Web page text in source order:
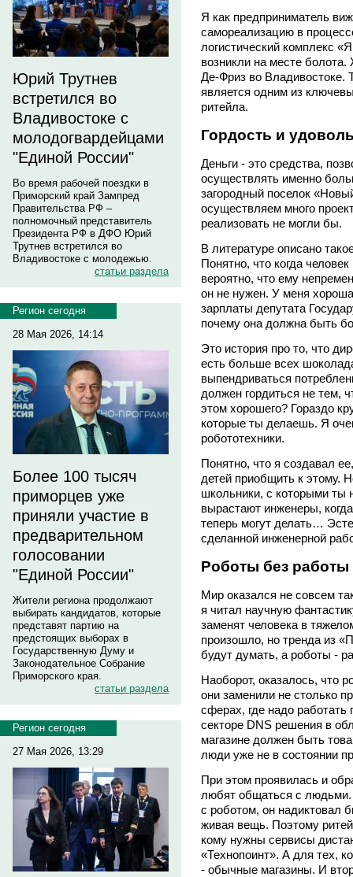
Юрий Трутнев
встретился во
Владивостоке с
молодогвардейцами
"Единой России"
Во время рабочей поездки в
Приморский край Зампред
Правительства РФ –
полномочный представитель
Президента РФ в ДФО Юрий
Трутнев встретился во
Владивостоке с молодежью.
статьи раздела
Регион сегодня
28 Мая 2026, 14:14
Более 100 тысяч
приморцев уже
приняли участие в
предварительном
голосовании
"Единой России"
Жители региона продолжают
выбирать кандидатов, которые
представят партию на
предстоящих выборах в
Государственную Думу и
Законодательное Собрание
Приморского края.
статьи раздела
Регион сегодня
27 Мая 2026, 13:29
Я как предприниматель
самореализацию в
логистический комплекс
возникли на месте
Де-Фриз во Владивостоке.
является одним из
ритейла.
Гордость и
Деньги - это средства,
осуществлять именно
загородный поселок
осуществляем много
реализовать не могли бы.
В литературе описано
Понятно, что когда
вероятно, что ему
он не нужен. У меня
зарплаты депутата
почему она должна быть
Это история про то, что
есть больше всех
выпендриваться
должен гордиться не тем,
этом хорошего? Гораздо
которые ты делаешь. Я
робототехники.
Понятно, что я создавал
детей приобщить к этому.
школьники, с которыми ты
вырастают инженеры,
теперь могут делать…
сделанной инженерной
Роботы без работы
Мир оказался не совсем
я читал научную
заменят человека в
произошло, но тренда из
будут думать, а роботы -
Наоборот, оказалось, что
они заменили не столько
сферах, где надо
секторе DNS решения в
магазине должен быть
люди уже не в состоянии
При этом проявилась и
любят общаться с
с роботом, он надиктовал
живая вещь. Поэтому
кому нужны сервисы
«Технопоинт». А для тех,
- обычные магазины. И